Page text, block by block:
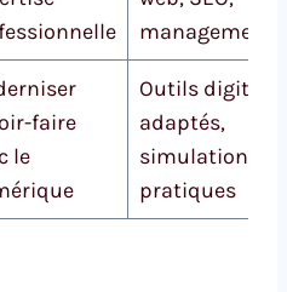
management
faire
le
Outils digitaux
adaptés,
simulations
pratiques